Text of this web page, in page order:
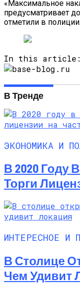
«Максимальное
предусматривает
отметили в полиции.
In this article:
В Тренде
ЭКОНОМИКА И
В 2020 Году
Торги
ИНТЕРЕСНОЕ И
В Столице
Чем Удивит